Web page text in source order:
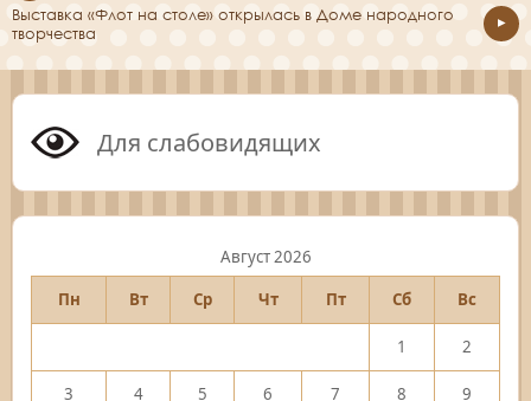
Выставка «Флот на столе» открылась в Доме народного
творчества
Для слабовидящих
Август 2026
Пн
Вт Ср Чт Пт Сб Вс
1 2
3 4 5 6 7 8 9